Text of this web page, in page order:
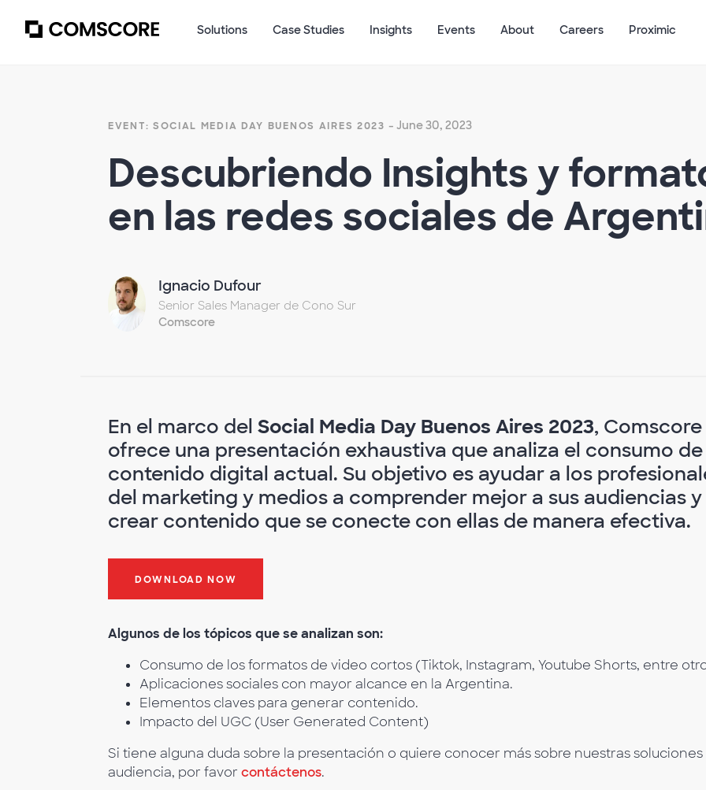
Solutions Case Studies Insights Events About Careers Proximic
EVENT: SOCIAL MEDIA DAY BUENOS AIRES 2023 - June 30, 2023
Descubriendo Insights y
en las redes sociales de
Ignacio Dufour
Senior Sales Manager de Cono Sur
Comscore
En el marco del Social Media Day Buenos Aires 2023, Comscore
ofrece una presentación exhaustiva que analiza el consumo de
contenido digital actual. Su objetivo es ayudar a los
del marketing y medios a comprender mejor a sus audiencias y
crear contenido que se conecte con ellas de manera efectiva.
DOWNLOAD NOW
Algunos de los tópicos que se analizan son:
Consumo de los formatos de video cortos (Tiktok, Instagram, Youtube Shorts, entre
Aplicaciones sociales con mayor alcance en la Argentina.
Elementos claves para generar contenido.
Impacto del UGC (User Generated Content)
Si tiene alguna duda sobre la presentación o quiere conocer más sobre nuestras
audiencia, por favor contáctenos.